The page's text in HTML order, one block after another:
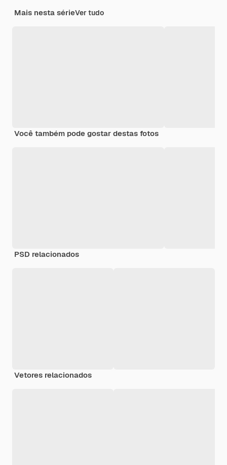
Mais nesta sérieVer tudo
Você também pode gostar destas fotos
PSD relacionados
Vetores relacionados